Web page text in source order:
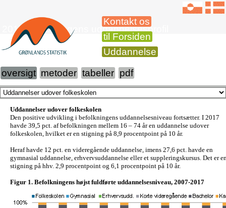
Kontakt os
til Forsiden
Uddannelse
2017 Befolkningens uddannelsesprofil
oversigt metoder tabeller pdf